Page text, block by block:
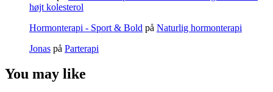
højt kolesterol
Hormonterapi - Sport & Bold på Naturlig hormonterapi
Jonas på Parterapi
You may like